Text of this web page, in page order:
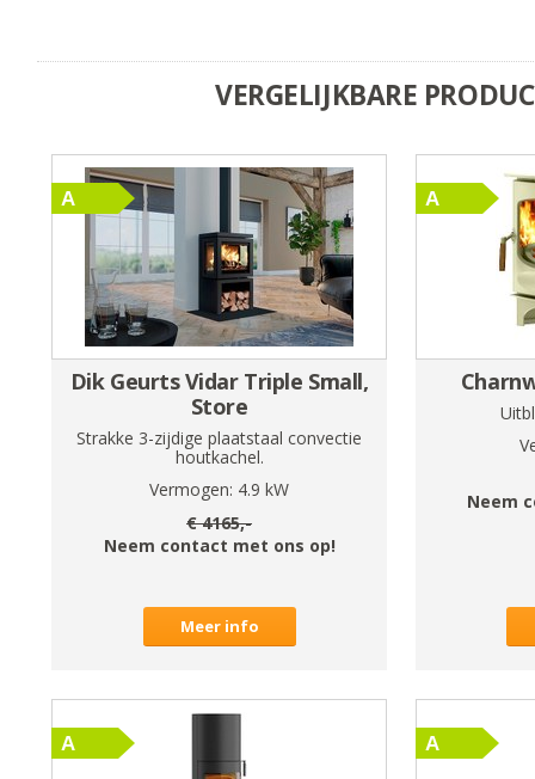
VERGELIJKBARE
Dik Geurts Vidar Triple Small,
Store
Strakke 3-zijdige plaatstaal convectie
houtkachel.
Vermogen: 4.9 kW
€4165,-
Neem contact met ons op!
Meer info
Neem